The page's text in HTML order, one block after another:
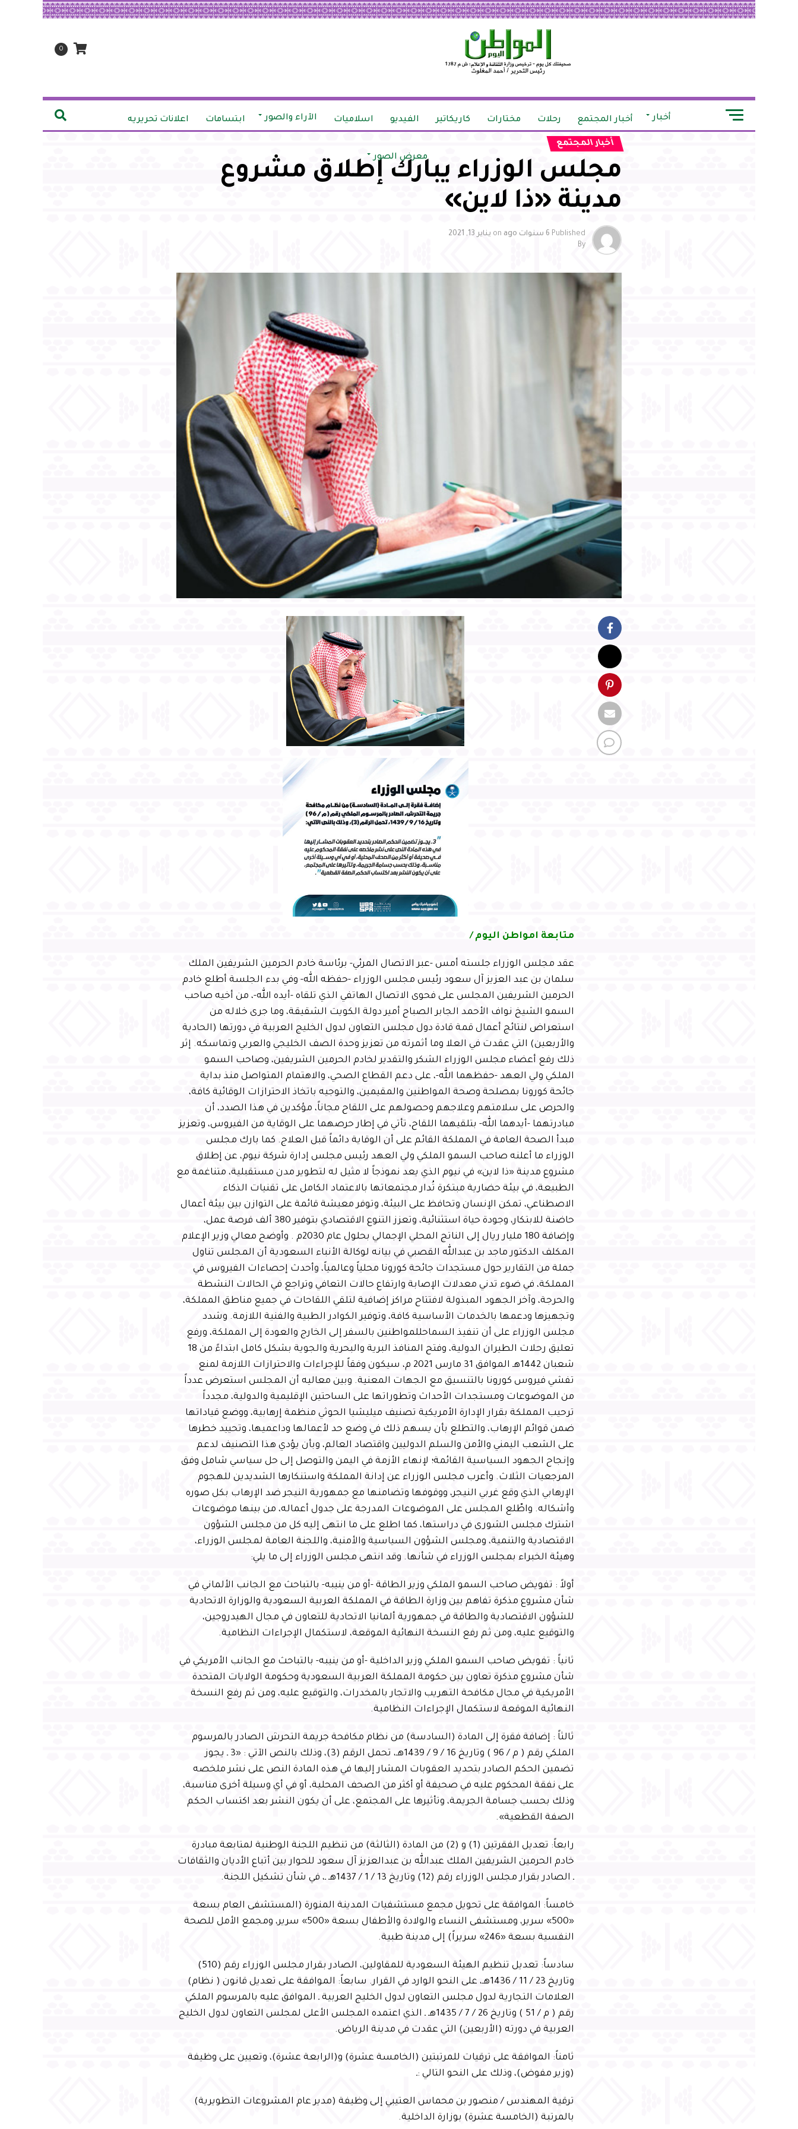
0
أخبار أخبار المجتمع رحلات مختارات كاريكاتير الفيديو اسلاميات الآراء والصور ابتسامات اعلانات تحريريه
معرض الصور
أخبار المجتمع
مجلس الوزراء يبارك إطلاق مشروع
مدينة «ذا لاين»
Published 6 سنوات ago on يناير 13, 2021
By
متابعة امواطن اليوم /
عقد مجلس الوزراء جلسته أمس -عبر الاتصال المرئي- برئاسة خادم الحرمين الشريفين الملك
سلمان بن عبد العزيز آل سعود رئيس مجلس الوزراء -حفظه الله- وفي بدء الجلسة أطلع خادم
الحرمين الشريفين المجلس على فحوى الاتصال الهاتفي الذي تلقاه -أيده الله-، من أخيه صاحب
السمو الشيخ نواف الأحمد الجابر الصباح أمير دولة الكويت الشقيقة، وما جرى خلاله من
استعراض لنتائج أعمال قمة قادة دول مجلس التعاون لدول الخليج العربية في دورتها (الحادية
والأربعين) التي عقدت في العلا وما أثمرته من تعزيز وحدة الصف الخليجي والعربي وتماسكه. إثر
ذلك رفع أعضاء مجلس الوزراء الشكر والتقدير لخادم الحرمين الشريفين، وصاحب السمو
الملكي ولي العهد -حفظهما الله-، على دعم القطاع الصحي، والاهتمام المتواصل منذ بداية
جائحة كورونا بمصلحة وصحة المواطنين والمقيمين، والتوجيه باتخاذ الاحترازات الوقائية كافة،
والحرص على سلامتهم وعلاجهم وحصولهم على اللقاح مجاناً، مؤكدين في هذا الصدد، أن
مبادرتهما -أيدهما الله- بتلقيهما اللقاح، تأتي في إطار حرصهما على الوقاية من الفيروس، وتعزيز
مبدأ الصحة العامة في المملكة القائم على أن الوقاية دائماً قبل العلاج. كما بارك مجلس
الوزراء ما أعلنه صاحب السمو الملكي ولي العهد رئيس مجلس إدارة شركة نيوم، عن إطلاق
مشروع مدينة «ذا لاين» في نيوم الذي يعد نموذجاً لا مثيل له لتطوير مدن مستقبلية، متناغمة مع
الطبيعة، في بيئة حضارية مبتكرة تُدار مجتمعاتها بالاعتماد الكامل على تقنيات الذكاء
الاصطناعي، تمكن الإنسان وتحافظ على البيئة، وتوفر معيشة قائمة على التوازن بين بيئة أعمال
حاضنة للابتكار، وجودة حياة استثنائية، وتعزز التنوع الاقتصادي بتوفير 380 ألف فرصة عمل،
وإضافة 180 مليار ريال إلى الناتج المحلي الإجمالي بحلول عام 2030م . وأوضح معالي وزير الإعلام
المكلف الدكتور ماجد بن عبدالله القصبي في بيانه لوكالة الأنباء السعودية أن المجلس تناول
جملة من التقارير حول مستجدات جائحة كورونا محلياً وعالمياً، وأحدث إحصاءات الفيروس في
المملكة، في ضوء تدني معدلات الإصابة وارتفاع حالات التعافي وتراجع في الحالات النشطة
والحرجة، وآخر الجهود المبذولة لافتتاح مراكز إضافية لتلقي اللقاحات في جميع مناطق المملكة،
وتجهيزها ودعمها بالخدمات الأساسية كافة، وتوفير الكوادر الطبية والفنية اللازمة. وشدد
مجلس الوزراء على أن تنفيذ السماحللمواطنين بالسفر إلى الخارج والعودة إلى المملكة، ورفع
تعليق رحلات الطيران الدولية، وفتح المنافذ البرية والبحرية والجوية بشكل كامل ابتداءً من 18
شعبان 1442هـ الموافق 31 مارس 2021 م، سيكون وفقاً للإجراءات والاحترازات اللازمة لمنع
تفشي فيروس كورونا بالتنسيق مع الجهات المعنية. وبين معاليه أن المجلس استعرض عدداً
من الموضوعات ومستجدات الأحداث وتطوراتها على الساحتين الإقليمية والدولية، مجدداً
ترحيب المملكة بقرار الإدارة الأمريكية تصنيف ميليشيا الحوثي منظمة إرهابية، ووضع قياداتها
ضمن قوائم الإرهاب، والتطلع بأن يسهم ذلك في وضع حد لأعمالها وداعميها، وتحييد خطرها
على الشعب اليمني والأمن والسلم الدوليين واقتصاد العالم، وبأن يؤدي هذا التصنيف لدعم
وإنجاح الجهود السياسية القائمة؛ لإنهاء الأزمة في اليمن والتوصل إلى حل سياسي شامل وفق
المرجعيات الثلاث. وأعرب مجلس الوزراء عن إدانة المملكة واستنكارها الشديدين للهجوم
الإرهابي الذي وقع غربي النيجر، ووقوفها وتضامنها مع جمهورية النيجر ضد الإرهاب بكل صوره
وأشكاله. واطّلع المجلس على الموضوعات المدرجة على جدول أعماله، من بينها موضوعات
اشترك مجلس الشورى في دراستها، كما اطلع على ما انتهى إليه كل من مجلس الشؤون
الاقتصادية والتنمية، ومجلس الشؤون السياسية والأمنية، واللجنة العامة لمجلس الوزراء،
وهيئة الخبراء بمجلس الوزراء في شأنها. وقد انتهى مجلس الوزراء إلى ما يلي:
أولاً : تفويض صاحب السمو الملكي وزير الطاقة -أو من ينيبه- بالتباحث مع الجانب الألماني في
شأن مشروع مذكرة تفاهم بين وزارة الطاقة في المملكة العربية السعودية والوزارة الاتحادية
للشؤون الاقتصادية والطاقة في جمهورية ألمانيا الاتحادية للتعاون في مجال الهيدروجين،
والتوقيع عليه، ومن ثم رفع النسخة النهائية الموقعة، لاستكمال الإجراءات النظامية.
ثانياً : تفويض صاحب السمو الملكي وزير الداخلية -أو من ينيبه- بالتباحث مع الجانب الأمريكي في
شأن مشروع مذكرة تعاون بين حكومة المملكة العربية السعودية وحكومة الولايات المتحدة
الأمريكية في مجال مكافحة التهريب والاتجار بالمخدرات، والتوقيع عليه، ومن ثم رفع النسخة
النهائية الموقعة لاستكمال الإجراءات النظامية.
ثالثاً : إضافة فقرة إلى المادة (السادسة) من نظام مكافحة جريمة التحرش الصادر بالمرسوم
الملكي رقم ( م / 96 ) وتاريخ 16 / 9 / 1439هـ، تحمل الرقم (3)، وذلك بالنص الآتي : «3 ـ يجوز
تضمين الحكم الصادر بتحديد العقوبات المشار إليها في هذه المادة النص على نشر ملخصه
على نفقة المحكوم عليه في صحيفة أو أكثر من الصحف المحلية، أو في أي وسيلة أخرى مناسبة،
وذلك بحسب جسامة الجريمة، وتأثيرها على المجتمع، على أن يكون النشر بعد اكتساب الحكم
الصفة القطعية».
رابعاً: تعديل الفقرتين (1) و (2) من المادة (الثالثة) من تنظيم اللجنة الوطنية لمتابعة مبادرة
خادم الحرمين الشريفين الملك عبدالله بن عبدالعزيز آل سعود للحوار بين أتباع الأديان والثقافات
ـ الصادر بقرار مجلس الوزراء رقم (12) وتاريخ 13 / 1 / 1437هـ ـ، في شأن تشكيل اللجنة.
خامساً: الموافقة على تحويل مجمع مستشفيات المدينة المنورة (المستشفى العام بسعة
«500» سرير، ومستشفى النساء والولادة والأطفال بسعة «500» سرير، ومجمع الأمل للصحة
النفسية بسعة «246» سريراً) إلى مدينة طبية.
سادساً: تعديل تنظيم الهيئة السعودية للمقاولين، الصادر بقرار مجلس الوزراء رقم (510)
وتاريخ 23 / 11 / 1436هـ، على النحو الوارد في القرار. سابعاً: الموافقة على تعديل قانون ( نظام)
العلامات التجارية لدول مجلس التعاون لدول الخليج العربية ـ الموافق عليه بالمرسوم الملكي
رقم ( م / 51 ) وتاريخ 26 / 7 / 1435هـ ـ الذي اعتمده المجلس الأعلى لمجلس التعاون لدول الخليج
العربية في دورته (الأربعين) التي عقدت في مدينة الرياض.
ثامناً: الموافقة على ترقيات للمرتبتين (الخامسة عشرة) و(الرابعة عشرة)، وتعيين على وظيفة
(وزير مفوض)، وذلك على النحو التالي :ـ
ترقية المهندس / منصور بن محماس العتيبي إلى وظيفة (مدير عام المشروعات التطويرية)
بالمرتبة (الخامسة عشرة) بوزارة الداخلية.